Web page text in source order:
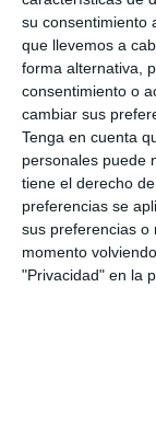
su consentimiento
que llevemos a
forma alternativa,
consentimiento o
cambiar sus
Tenga en cuenta
personales puede
tiene el derecho
preferencias se
sus preferencias o
momento
"Privacidad" en la
Comparte esta
https://
AGENDA OCIO
TEATRO MANUEL